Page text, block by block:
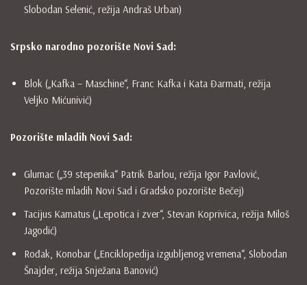
Slobodan Selenić, režija Andraš Urban)
Srpsko narodno pozorište Novi Sad:
Blok („Kafka – Maschine“, Franc Kafka i Kata Đarmati, režija
Veljko Mićunivić)
Pozorište mladih Novi Sad:
Glumac („39 stepenika“ Patrik Barlou, režija Igor Pavlović,
Pozorište mladih Novi Sad i Gradsko pozorište Bečej)
Tacijus Kamatus („Lepotica i zver“, Stevan Koprivica, režija Miloš
Jagodić)
Rođak, Konobar („Enciklopedija izgubljenog vremena“, Slobodan
Šnajder, režija Snježana Banović)